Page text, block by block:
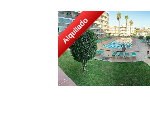
Alquilado